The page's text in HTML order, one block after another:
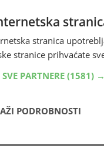
oko 650.000
bh. kompanija u
i koristan", rekao je
koji se
dugotrajnih viza
pridonijeti
eura.
stranica
stranice prihvaćate
PARTNERE(1581) →
PODROBNOSTI